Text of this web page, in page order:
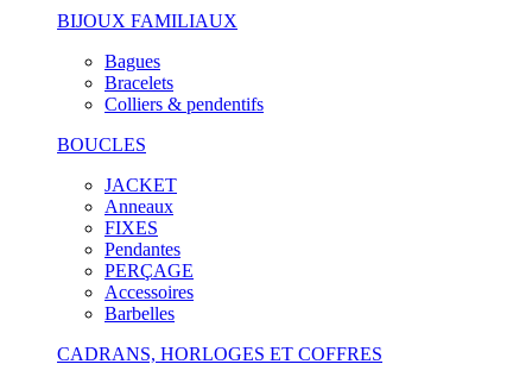
BIJOUX FAMILIAUX
Bagues
Bracelets
Colliers & pendentifs
BOUCLES
JACKET
Anneaux
FIXES
Pendantes
PERÇAGE
Accessoires
Barbelles
CADRANS, HORLOGES ET COFFRES